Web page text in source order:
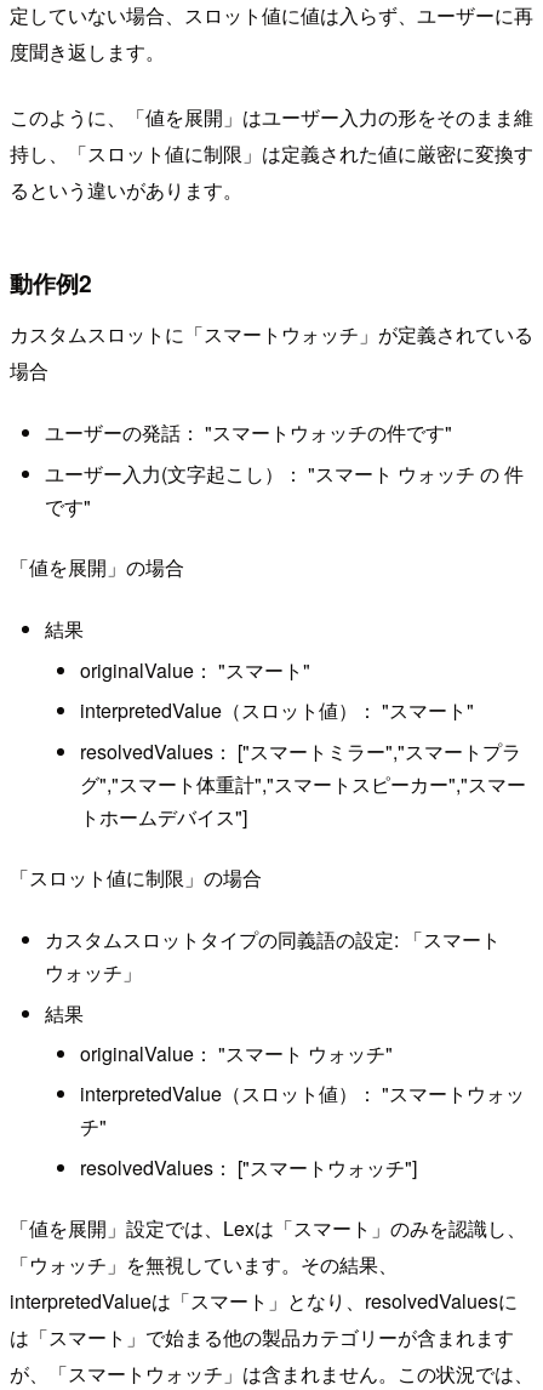
定していない場合、スロット値に値は入らず、ユーザーに再
度聞き返します。
このように、「値を展開」はユーザー入力の形をそのまま維
持し、「スロット値に制限」は定義された値に厳密に変換す
るという違いがあります。
動作例2
カスタムスロットに「スマートウォッチ」が定義されている
場合
ユーザーの発話： "スマートウォッチの件です"
ユーザー入力(文字起こし）： "スマート ウォッチ の 件
です"
「値を展開」の場合
結果
originalValue： "スマート"
interpretedValue（スロット値）： "スマート"
resolvedValues： ["スマートミラー","スマートプラ
グ","スマート体重計","スマートスピーカー","スマー
トホームデバイス"]
「スロット値に制限」の場合
カスタムスロットタイプの同義語の設定: 「スマート
ウォッチ」
結果
originalValue： "スマート ウォッチ"
interpretedValue（スロット値）： "スマートウォッ
チ"
resolvedValues： ["スマートウォッチ"]
「値を展開」設定では、Lexは「スマート」のみを認識し、
「ウォッチ」を無視しています。その結果、
interpretedValueは「スマート」となり、resolvedValuesに
は「スマート」で始まる他の製品カテゴリーが含まれます
が、「スマートウォッチ」は含まれません。この状況では、